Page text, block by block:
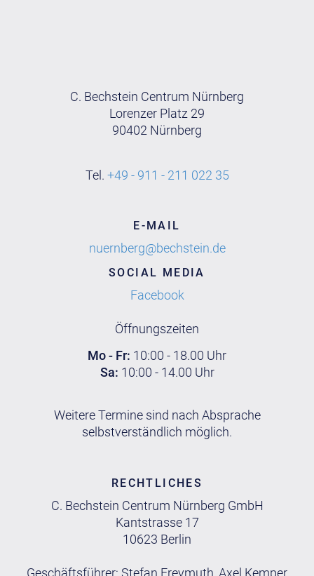
C. Bechstein Centrum Nürnberg
Lorenzer Platz 29
90402 Nürnberg
Tel. +49 - 911 - 211 022 35
E-MAIL
nuernberg@bechstein.de
SOCIAL MEDIA
Facebook
Öffnungszeiten
Mo - Fr: 10:00 - 18.00 Uhr
Sa: 10:00 - 14.00 Uhr
Weitere Termine sind nach Absprache
selbstverständlich möglich.
RECHTLICHES
C. Bechstein Centrum Nürnberg GmbH
Kantstrasse 17
10623 Berlin
Geschäftsführer: Stefan Freymuth, Axel Kemper